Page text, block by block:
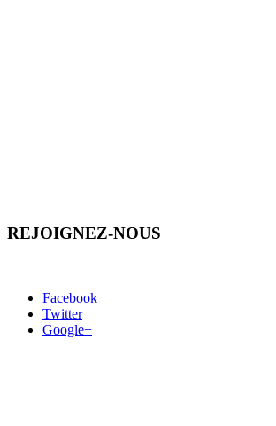
REJOIGNEZ-NOUS
Facebook
Twitter
Google+